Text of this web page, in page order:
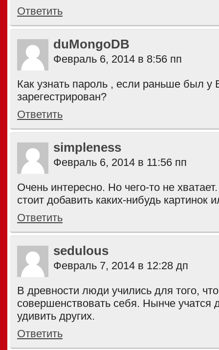
Ответить
duMongoDB
Февраль 6, 2014 в 8:56 пп
Как узнать пароль , если раньше был у
зарегестрирован?
Ответить
simpleness
Февраль 6, 2014 в 11:56 пп
Очень интересно. Но чего-то не
стоит добавить каких-нибудь картинок
Ответить
sedulous
Февраль 7, 2014 в 12:28 дп
В древности люди учились для того,
совершенствовать себя. Нынче учатся
удивить других.
Ответить